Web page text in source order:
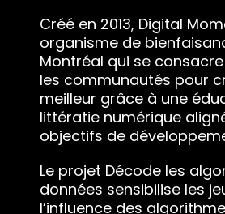
Créé en 2013, Digital
organisme de
Montréal qui se
les communautés pour
meilleur grâce à une
littératie numérique
objectifs de
Le projet Décode les
données sensibilise les
l’influence des